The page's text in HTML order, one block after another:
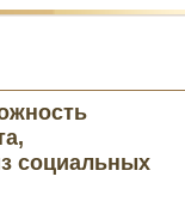
социальных